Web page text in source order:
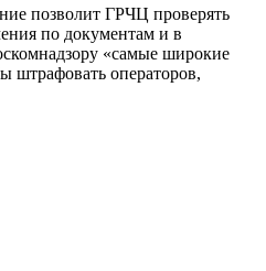
позволит ГРЧЦ проверять
по документам и в
«самые широкие
штрафовать операторов,